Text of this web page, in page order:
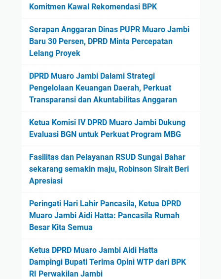
Komitmen Kawal Rekomendasi BPK
Serapan Anggaran Dinas PUPR Muaro Jambi
Baru 30 Persen, DPRD Minta Percepatan
Lelang Proyek
DPRD Muaro Jambi Dalami Strategi
Pengelolaan Keuangan Daerah, Perkuat
Transparansi dan Akuntabilitas Anggaran
Ketua Komisi IV DPRD Muaro Jambi Dukung
Evaluasi BGN untuk Perkuat Program MBG
Fasilitas dan Pelayanan RSUD Sungai Bahar
sekarang semakin maju, Robinson Sirait Beri
Apresiasi
Peringati Hari Lahir Pancasila, Ketua DPRD
Muaro Jambi Aidi Hatta: Pancasila Rumah
Besar Kita Semua
Ketua DPRD Muaro Jambi Aidi Hatta
Dampingi Bupati Terima Opini WTP dari BPK
RI Perwakilan Jambi